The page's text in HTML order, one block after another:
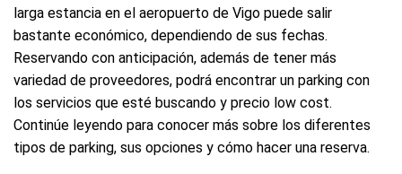
larga estancia en el aeropuerto de Vigo puede salir
bastante económico, dependiendo de sus fechas.
Reservando con anticipación, además de tener más
variedad de proveedores, podrá encontrar un parking con
los servicios que esté buscando y precio low cost.
Continúe leyendo para conocer más sobre los diferentes
tipos de parking, sus opciones y cómo hacer una reserva.